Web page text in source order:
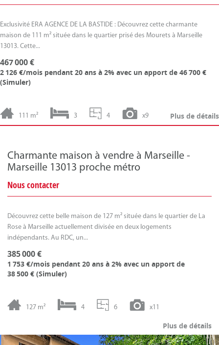
Exclusivité ERA AGENCE DE LA BASTIDE : Découvrez cette charmante
maison de 111 m² située dans le quartier prisé des Mourets à Marseille
13013. Cette...
467 000 €
2 126 €/mois pendant 20 ans à 2% avec un apport de 46 700 €
(Simuler)
111 m² 3 4 x9 Plus de détails
Charmante maison à vendre à Marseille -
Marseille 13013 proche métro
Nous contacter
Découvrez cette belle maison de 127 m² située dans le quartier de La
Rose à Marseille actuellement divisée en deux logements
indépendants. Au RDC, un...
385 000 €
1 753 €/mois pendant 20 ans à 2% avec un apport de
38 500 € (Simuler)
127 m² 4 6 x11
Plus de détails